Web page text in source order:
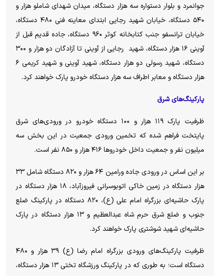
جوانمرد و بلوار دستواره سه هزار دستگاه، میدان شهدای شاملو هزار و
۵۴۰ دستگاه، خیابان شهید رجایی ابتدای معاینه فنی ۴۸۰ دستگاه،
خیابان ترانسفو جنب کتابخانه کوثر ۹۶۰ دستگاه، جاده قدیم قبل از
آوینی ۱۶ هزار دستگاه، شهید رجایی از آوینی تا آزادگان دو هزار و ۳۰۰
دستگاه، شهید رسولی دو هزار دستگاه، شهید آوینی و شهید کریمی ۶
هزار دستگاه و معابر اطراف سه هزار دستگاه خودرو پارک خواهند کرد.
پارکینگ‌های شرق
ظرفیت پارک ۱۱۹ هزار و ۱۰۰ دستگاه خودرو در ورودی‌های شرق
پایتخت فراهم شده که تخمین ورودی جمعیت در این بخش سه
میلیون نفر و جمعیت داخل خودروها ۴۱۶ هزار و ۸۵۰ نفر است.
بر این اساس در ورودی جاده ورامین ۶۴ هزار و ۸۲۰ دستگاه شامل ۳۳
هزار دستگاه در زمین خاکی اتوبوسرانی فیروزآباد، ۱۸ هزار دستگاه در
پارک حاشیه‌ای بزرگراه امام علی (ع)، ۸۲۰ دستگاه در پارکینگ ضلع
جنوب و ضلع شرق حرم شاه عبدالعظیم و ۱۳ هزار دستگاه در پارک
حاشیه‌ای شهید شوشتری پارک خواهند کرد.
ظرفیت پارکینگ‌های ورودی بزرگراه امام رضا (ع) ۳۹ هزار و ۴۸۰
دستگاه است؛ به طوری که در پارکینگ ورزشگاه تختی ۱۳ هزار دستگاه،